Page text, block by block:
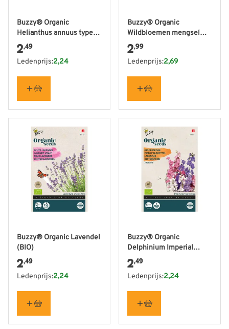
Buzzy® Organic
Helianthus annuus type
Sunspot (BIO)
2,49
Ledenprijs:2,24
Buzzy® Organic
Wildbloemen mengsel
(BIO)
2,99
Ledenprijs:2,69
Buzzy® Organic Lavendel
(BIO)
2,49
Ledenprijs:2,24
Buzzy® Organic
Delphinium Imperial
mixed (BIO)
2,49
Ledenprijs:2,24